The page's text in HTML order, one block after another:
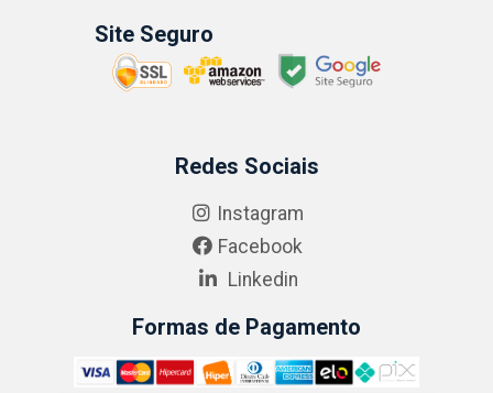
Site Seguro
Redes Sociais
Instagram
Facebook
Linkedin
Formas de Pagamento